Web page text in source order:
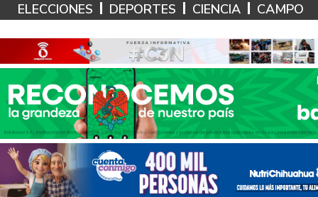
ELECCIONES
DEPORTES CIENCIA CAMPO